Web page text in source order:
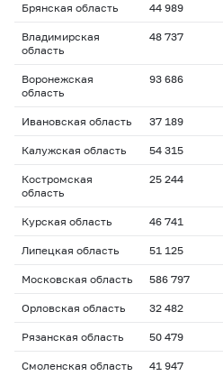
Брянская область 44 989
Владимирская
область
48 737
Воронежская
область
93 686
Ивановская область 37 189
Калужская область 54 315
Костромская
область
25 244
Курская область 46 741
Липецкая область 51 125
Московская область 586 797
Орловская область 32 482
Рязанская область 50 479
Смоленская область 41 947